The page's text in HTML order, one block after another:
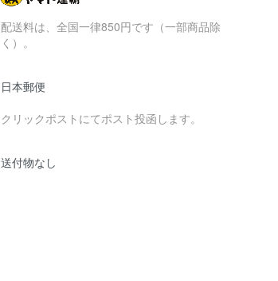
配送料は、全国一律850円です（一部商品除
く）。
日本郵便
クリックポストにてポスト投函します。
送付物なし